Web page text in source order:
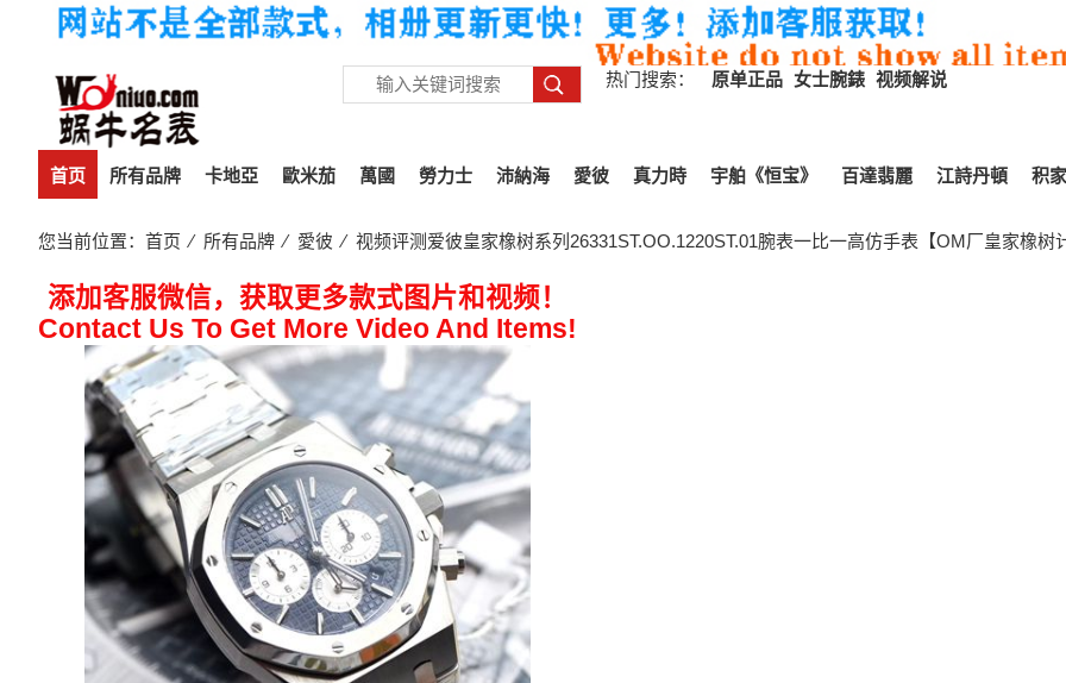
热门搜索： 原单正品 女士腕錶 视频解说
首页 所有品牌 卡地亞 歐米茄 萬國 勞力士 沛納海 愛彼 真力時 宇舶《恒宝》 百達翡麗 江詩丹頓 积家
您当前位置： 首页 ⁄ 所有品牌 ⁄ 愛彼 ⁄ 视频评测爱彼皇家橡树系列26331ST.OO.1220ST.01腕表一比一高仿手表【OM厂皇家橡树
添加客服微信，获取更多款式图片和视频！
Contact Us To Get More Video And Items!